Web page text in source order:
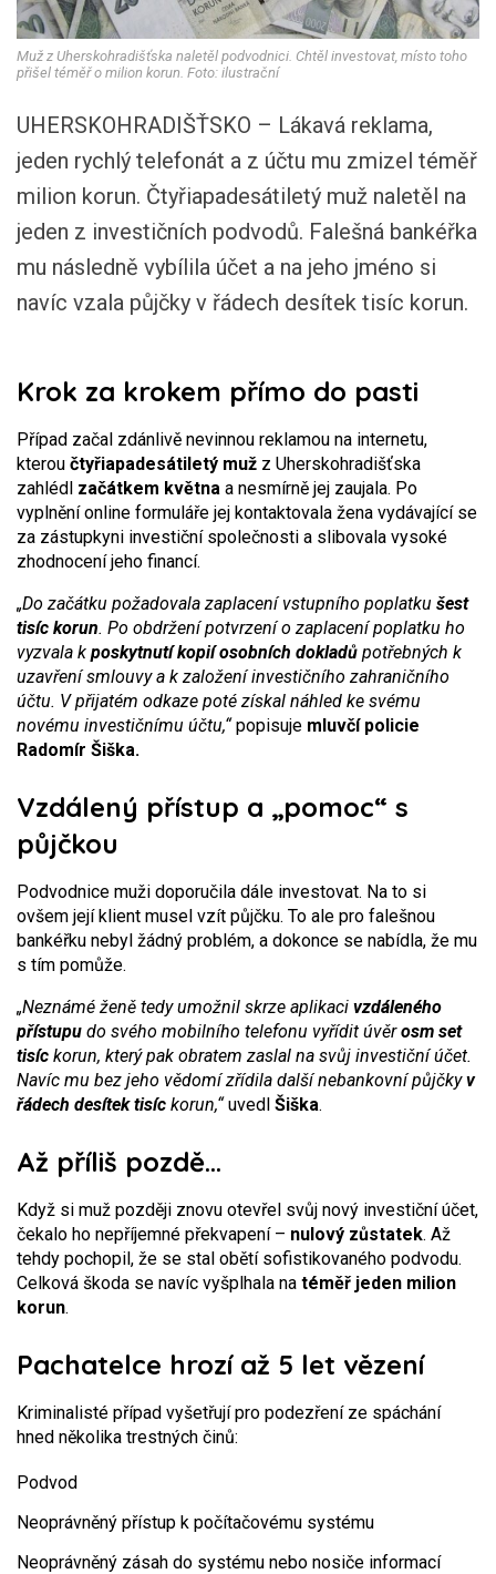
Muž z Uherskohradišťska naletěl podvodnici. Chtěl investovat, místo toho
přišel téměř o milion korun. Foto: ilustrační
UHERSKOHRADIŠŤSKO – Lákavá reklama,
jeden rychlý telefonát a z účtu mu zmizel téměř
milion korun. Čtyřiapadesátiletý muž naletěl na
jeden z investičních podvodů. Falešná bankéřka
mu následně vybílila účet a na jeho jméno si
navíc vzala půjčky v řádech desítek tisíc korun.
Krok za krokem přímo do pasti
Případ začal zdánlivě nevinnou reklamou na internetu,
kterou čtyřiapadesátiletý muž z Uherskohradišťska
zahlédl začátkem května a nesmírně jej zaujala. Po
vyplnění online formuláře jej kontaktovala žena vydávající se
za zástupkyni investiční společnosti a slibovala vysoké
zhodnocení jeho financí.
„Do začátku požadovala zaplacení vstupního poplatku šest
tisíc korun. Po obdržení potvrzení o zaplacení poplatku ho
vyzvala k poskytnutí kopií osobních dokladů potřebných k
uzavření smlouvy a k založení investičního zahraničního
účtu. V přijatém odkaze poté získal náhled ke svému
novému investičnímu účtu,“popisuje mluvčí policie
Radomír Šiška.
Vzdálený přístup a „pomoc“ s
půjčkou
Podvodnice muži doporučila dále investovat. Na to si
ovšem její klient musel vzít půjčku. To ale pro falešnou
bankéřku nebyl žádný problém, a dokonce se nabídla, že mu
s tím pomůže.
„Neznámé ženě tedy umožnil skrze aplikaci vzdáleného
přístupu do svého mobilního telefonu vyřídit úvěrosm set
tisíc korun, který pak obratem zaslal na svůj investiční účet.
Navíc mu bez jeho vědomí zřídila další nebankovní půjčkyv
řádech desítek tisíc korun,“uvedl Šiška.
Až příliš pozdě…
Když si muž později znovu otevřel svůj nový investiční účet,
čekalo ho nepříjemné překvapení – nulový zůstatek. Až
tehdy pochopil, že se stal obětí sofistikovaného podvodu.
Celková škoda se navíc vyšplhala na téměř jeden milion
korun.
Pachatelce hrozí až 5 let vězení
Kriminalisté případ vyšetřují pro podezření ze spáchání
hned několika trestných činů:
Podvod
Neoprávněný přístup k počítačovému systému
Neoprávněný zásah do systému nebo nosiče informací